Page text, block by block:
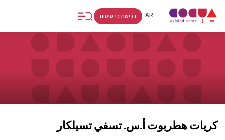
AR
HE
רכישת כרטיסים
كريات هطربوت أ.س. تسفي تسيلكار